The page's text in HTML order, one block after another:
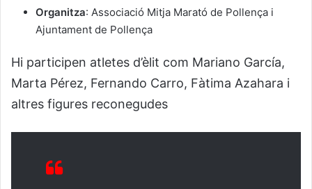
Organitza: Associació Mitja Marató de Pollença i
Ajuntament de Pollença
Hi participen atletes d’èlit com Mariano García,
Marta Pérez, Fernando Carro, Fàtima Azahara i
altres figures reconegudes